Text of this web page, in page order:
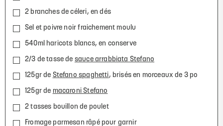
2 branches de céleri, en dés
Sel et poivre noir fraichement moulu
540ml haricots blancs, en conserve
2/3 de tasse de sauce arrabbiata Stefano
125gr de Stefano spaghetti, brisés en morceaux de 3 po
125gr de macaroni Stefano
2 tasses bouillon de poulet
Fromage parmesan râpé pour garnir